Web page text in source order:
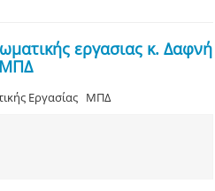
εργασιας κ. Δαφνή
ΜΠΔ
Εργασίας ΜΠΔ